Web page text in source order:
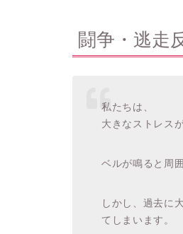
闘争・逃走
私たちは、
大きなストレス
ベルが鳴ると周
しかし、過去に
てしまいます。